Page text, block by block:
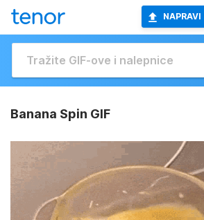
NAPRAVI
Banana Spin GIF